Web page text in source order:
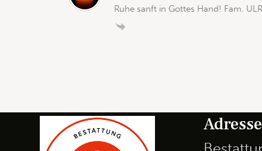
Ruhe sanft in Gottes Hand! Fam.
Adresse